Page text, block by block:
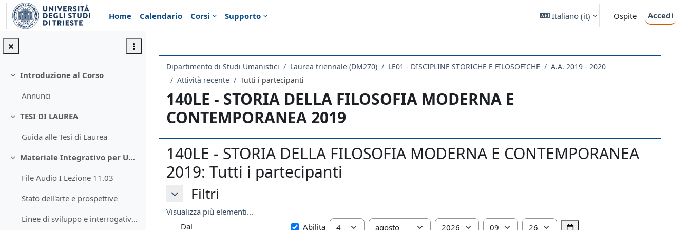
Vai al contenuto principale
Home
Calendario Corsi Supporto Italiano ‎(it)‎ Ospite Accedi
Minimizza
Introduzione al Corso
Annunci
Minimizza
TESI DI LAUREA
Guida alle Tesi di Laurea
Minimizza
Materiale Integrativo per Unità 1
File Audio I Lezione 11.03
Stato dell'arte e prospettive
Linee di sviluppo e interrogativi della filosofia della storia
Dipartimento di Studi Umanistici Laurea triennale (DM270) LE01 - DISCIPLINE STORICHE E FILOSOFICHE
A.A. 2019 - 2020
Attività recente
Tutti i partecipanti
140LE - STORIA DELLA FILOSOFIA MODERNA E
CONTEMPORANEA 2019
140LE - STORIA DELLA FILOSOFIA MODERNA E CONTEMPORANEA
2019: Tutti i partecipanti
Filtri
Filtri Filtri
Visualizza più elementi...
Dal
DalAbilita Giorno Mese Anno Ora Minuto